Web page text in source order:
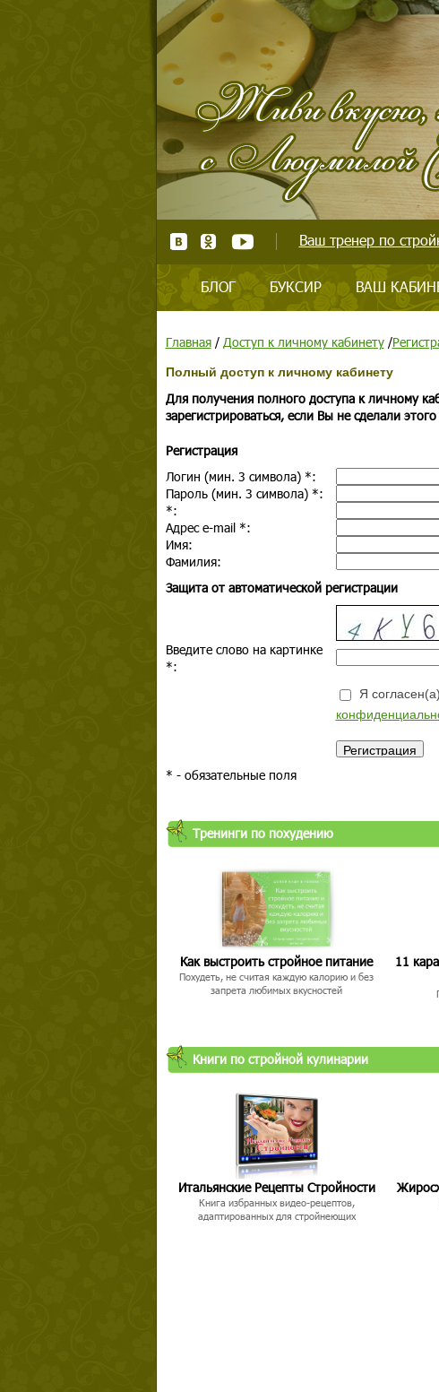
Ваш тренер по
БЛОГ БУКСИР ВАШ
Главная/ Доступ к личному кабинету/
Полный доступ к личному кабинету
Для получения полного доступа к личному
зарегистрироваться, если Вы не сделали
Регистрация
Логин (мин. 3 символа) *:
Пароль (мин. 3 символа) *:
*:
Адрес e-mail *:
Имя:
Фамилия:
Защита от автоматической регистрации
Введите слово на картинке
*:
Я
* - обязательные поля
Тренинги по похудению
Как выстроить стройное питание
Похудеть, не считая каждую калорию и без
запрета любимых вкусностей
11
Книги по стройной кулинарии
Итальянские Рецепты Стройности
Книга избранных видео-рецептов,
адаптированных для стройнеющих